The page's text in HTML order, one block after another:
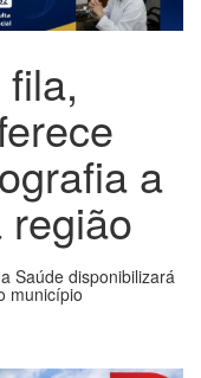
a
Saúde disponibilizará
município